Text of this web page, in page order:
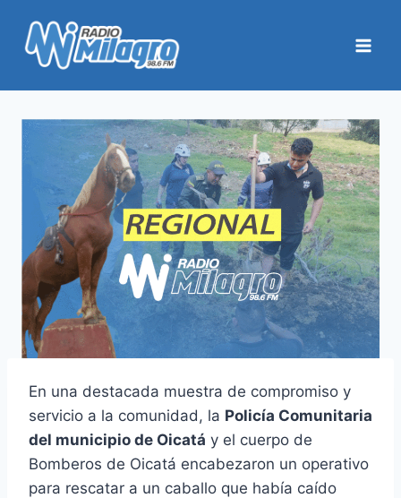
contenido
En una destacada muestra de compromiso y
servicio a la comunidad, la Policía Comunitaria
del municipio de Oicatá y el cuerpo de
Bomberos de Oicatá encabezaron un operativo
para rescatar a un caballo que había caído